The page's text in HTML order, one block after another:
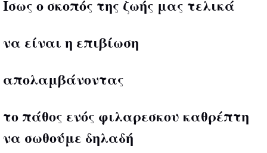
Ισως ο σκοπός της ζωής μας τελικά
να είναι η επιβίωση
απολαμβάνοντας
το πάθος ενός φιλαρεσκου καθρέπτη
να σωθούμε δηλαδή